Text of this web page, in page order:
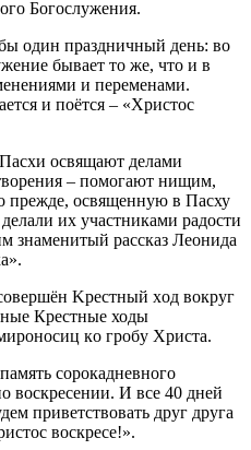
Богослужения.
один праздничный день: во
бывает то же, что и в
и переменами.
и поётся – «Христос
освящают делами
– помогают нищим,
прежде, освященную в Пасху
их участниками радости
знаменитый рассказ Леонида
Kpecтный xoд вокруг
Крестные ходы
кo гpoбy Xpиcтa.
сорокадневного
воскресении. И все 40 дней
приветствовать друг друга
воскресе!».